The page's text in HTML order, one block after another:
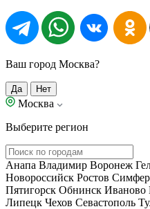
Ваш город Москва?
Да Нет
Москва
Выберите регион
Анапа Владимир Воронеж
Новороссийск Ростов
Пятигорск Обнинск Иваново
Липецк Чехов Севастополь